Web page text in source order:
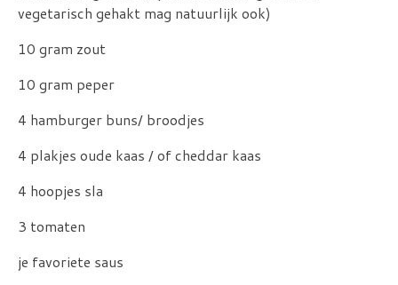
vegetarisch gehakt mag natuurlijk ook)
10 gram zout
10 gram peper
4 hamburger buns/ broodjes
4 plakjes oude kaas / of cheddar kaas
4 hoopjes sla
3 tomaten
je favoriete saus